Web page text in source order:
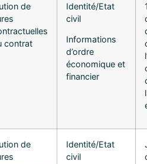
de
contrat
Identité/Etat
civil
Informations
d’ordre
économique et
financier
de
Identité/Etat
civil